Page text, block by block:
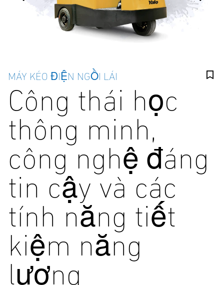
MÁY KÉO ĐIỆN NGỒI LÁI
Công thái học
thông minh,
công nghệ đáng
tin cậy và các
tính năng tiết
kiệm năng
lượng